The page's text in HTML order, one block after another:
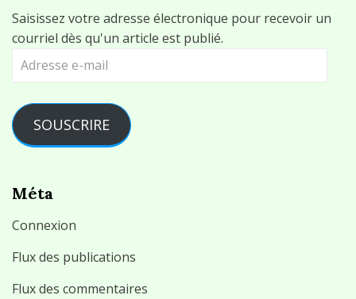
Saisissez votre adresse électronique pour recevoir un
courriel dès qu'un article est publié.
Adresse
SOUSCRIRE
Méta
Connexion
Flux des publications
Flux des commentaires